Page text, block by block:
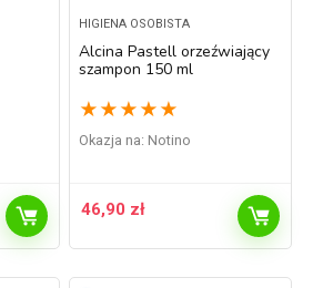
HIGIENA OSOBISTA
Alcina Pastell orzeźwiający
szampon 150 ml
★ ★ ★ ★ ★
Okazja na: Notino
46,90 zł